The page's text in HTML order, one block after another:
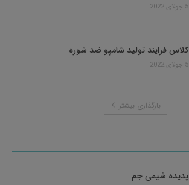
5 جولای 2022
کلاس فرایند تولید شامپو ضد شوره
5 جولای 2022
بارگذاری بیشتر
پدیده شیمی جم